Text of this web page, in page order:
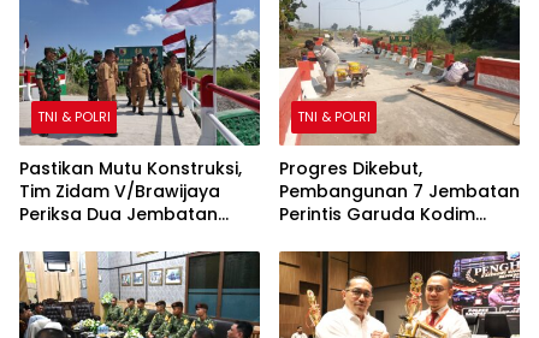
TNI & POLRI
Pastikan Mutu Konstruksi,
Tim Zidam V/Brawijaya
Periksa Dua Jembatan
0815/Mojokerto
TNI & POLRI
Progres Dikebut,
Pembangunan 7 Jembatan
Perintis Garuda Kodim
Tahap Akhir